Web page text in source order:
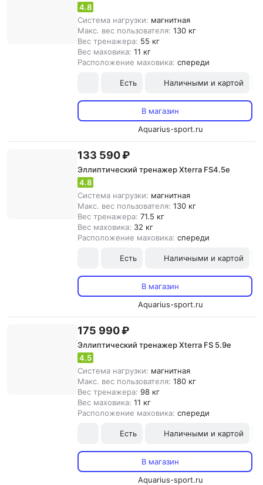
4.8
Система нагрузки: магнитная
Макс. вес пользователя: 130 кг
Вес тренажера: 55 кг
Вес маховика: 11 кг
Расположение маховика: спереди
Есть Наличными и картой
В магазин
Aquarius-sport.ru
133 590 ₽
Эллиптический тренажер Xterra FS4.5e
4.8
Система нагрузки: магнитная
Макс. вес пользователя: 130 кг
Вес тренажера: 71.5 кг
Вес маховика: 32 кг
Расположение маховика: спереди
Есть Наличными и картой
В магазин
Aquarius-sport.ru
175 990 ₽
Эллиптический тренажер Xterra FS 5.9e
4.5
Система нагрузки: магнитная
Макс. вес пользователя: 180 кг
Вес тренажера: 98 кг
Вес маховика: 11 кг
Расположение маховика: спереди
Есть Наличными и картой
В магазин
Aquarius-sport.ru